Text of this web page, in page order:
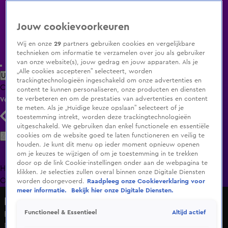
Uitzending Gemist Populaire programma's Zenders Genres
ClipsFilmsRadioSmart TV inlogShop
Volg KIJK
Zoeken
HomeUitzending Gemist Programma's De Bondgenoten
OranjezomerLivestreamsShop
Rookfakkels naar binnen gegooid bij winkels Deventer
Di 19 mei, 06:56
Jouw cookievoorkeuren
Wij en onze29 partners gebruiken cookies en vergelijkbare
technieken om informatie te verzamelen over jou als gebruiker
van onze website(s), jouw gedrag en jouw apparaten. Als je
„Alle cookies accepteren” selecteert, worden
trackingtechnologieën ingeschakeld om onze advertenties en
content te kunnen personaliseren, onze producten en diensten
te verbeteren en om de prestaties van advertenties en content
te meten. Als je „Huidige keuze opslaan” selecteert of je
toestemming intrekt, worden deze trackingtechnologieën
uitgeschakeld. We gebruiken dan enkel functionele en essentiële
cookies om de website goed te laten functioneren en veilig te
houden. Je kunt dit menu op ieder moment opnieuw openen
om je keuzes te wijzigen of om je toestemming in te trekken
door op de link Cookie-instellingen onder aan de webpagina te
klikken. Je selecties zullen overal binnen onze Digitale Diensten
worden doorgevoerd.
Raadpleeg onze Cookieverklaring voor
meer informatie.
Bekijk hier onze Digitale Diensten.
Functioneel & Essentieel Altijd actief